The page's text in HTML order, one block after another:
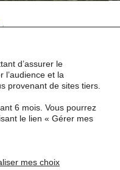
d’assurer le
l’audience et la
provenant de sites tiers.
6 mois. Vous pourrez
le lien « Gérer mes
mes choix